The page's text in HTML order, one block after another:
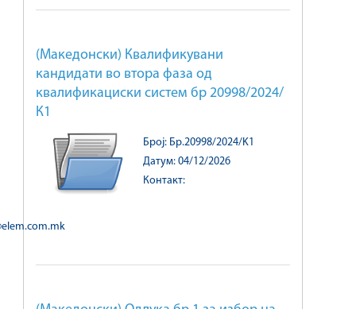
(Македонски) Квалификувани
кандидати во втора фаза од
квалификациски систем бр 20998/2024/
К1
Број: Бр.20998/2024/K1
Датум: 04/12/2026
Контакт: